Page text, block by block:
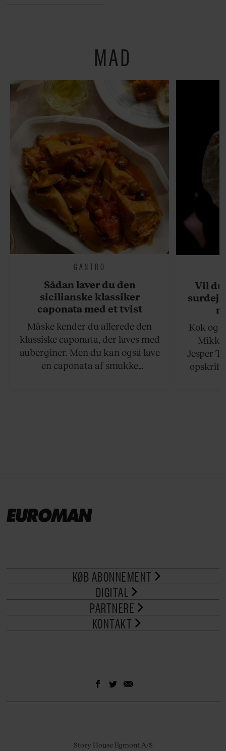
MAD
GASTRO
Sådan laver du den
sicilianske klassiker
caponata med et tvist
Måske kender du allerede den
klassiske caponata, der laves med
auberginer. Men du kan også lave
en caponata af smukke
Vil du
Kok og
Jesper
opskrift
KØB ABONNEMENT
DIGITAL
PARTNERE
KONTAKT
Story House Egmont A/S